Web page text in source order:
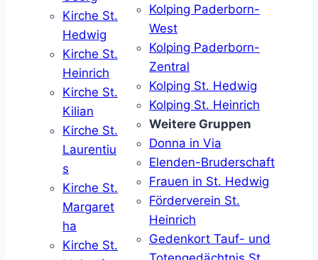
Kirche St.
Hedwig
Kirche St.
Heinrich
Kirche St.
Kilian
Kirche St.
Laurentiu
s
Kirche St.
Margaret
ha
Kirche St.
Kolping Paderborn-
West
Kolping Paderborn-
Zentral
Kolping St. Hedwig
Kolping St. Heinrich
Weitere Gruppen
Donna in Via
Elenden-Bruderschaft
Frauen in St. Hedwig
Förderverein St.
Heinrich
Gedenkort Tauf- und